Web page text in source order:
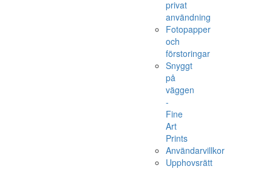
privat
användning
Fotopapper
och
förstoringar
Snyggt
på
väggen
-
Fine
Art
Prints
Användarvillkor
Upphovsrätt